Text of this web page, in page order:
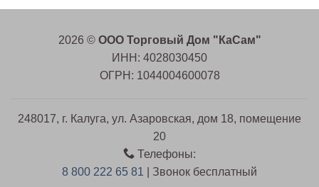
2026 © ООО Торговый Дом "КаСам"
ИНН: 4028030450
ОГРН: 1044004600078
248017, г. Калуга, ул. Азаровская, дом 18, помещение
20
Телефоны:
8 800 222 65 81 | Звонок бесплатный